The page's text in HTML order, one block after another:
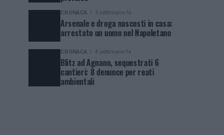
CRONACA 3 settimane fa
Arsenale e droga nascosti in casa:
arrestato un uomo nel Napoletano
CRONACA 4 settimane fa
Blitz ad Agnano, sequestrati 6
cantieri: 8 denunce per reati
ambientali